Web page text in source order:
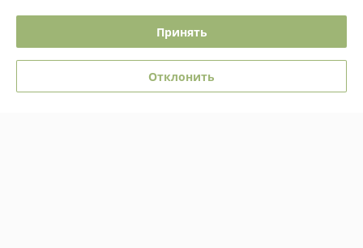
Полная версия сайта
Политика обработки cookies
Принять
Отклонить